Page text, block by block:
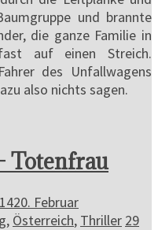
und brannte
die ganze Familie in
auf einen Streich.
des Unfallwagens
also nichts sagen.
Totenfrau
20. Februar
, Österreich, Thriller 29